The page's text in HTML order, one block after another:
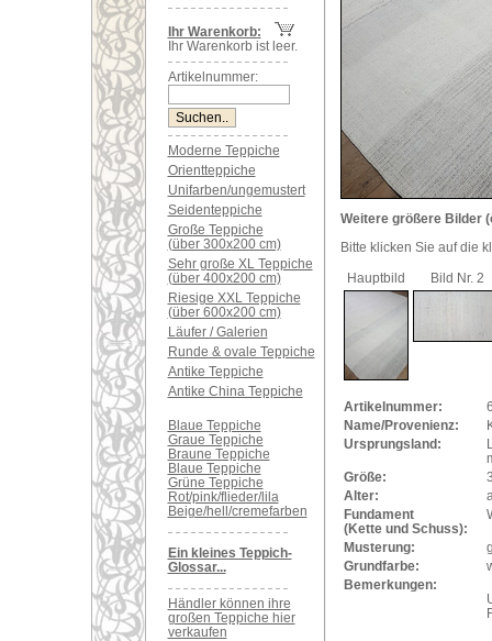
Ihr Warenkorb:
Ihr Warenkorb ist leer.
Artikelnummer:
Moderne Teppiche
Orientteppiche
Unifarben/ungemustert
Seidenteppiche
Große Teppiche
(über 300x200 cm)
Sehr große XL Teppiche
(über 400x200 cm)
Riesige XXL Teppiche
(über 600x200 cm)
Läufer / Galerien
Runde & ovale Teppiche
Antike Teppiche
Antike China Teppiche
Blaue Teppiche
Graue Teppiche
Braune Teppiche
Blaue Teppiche
Grüne Teppiche
Rot/pink/flieder/lila
Beige/hell/cremefarben
Ein kleines Teppich-
Glossar...
Händler können ihre
großen Teppiche hier
verkaufen
Weitere größere Bilder
Bitte klicken Sie auf die
Hauptbild
Bild Nr. 2
Artikelnummer:
Name/Provenienz:
Ursprungsland:
Größe:
Alter:
Fundament
(Kette und Schuss):
Musterung:
Grundfarbe:
Bemerkungen: